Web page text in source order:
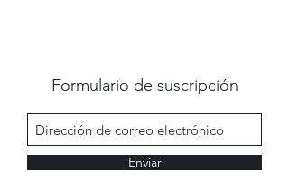
Formulario de suscripción
Enviar